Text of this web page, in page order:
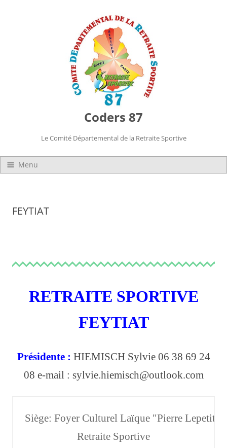
Coders 87
Le Comité Départemental de la Retraite Sportive
Menu
Le bureau
DOSSIER PRESSE
Agenda
ACTUALITES
Aqua Gym
FEYTIAT
RETRAITE SPORTIVE
FEYTIAT
Présidente : HIEMISCH Sylvie 06 38 69 24
08 e-mail : sylvie.hiemisch@outlook.com
Siège: Foyer Culturel Laïque "Pierre Lepetit"
Retraite Sportive